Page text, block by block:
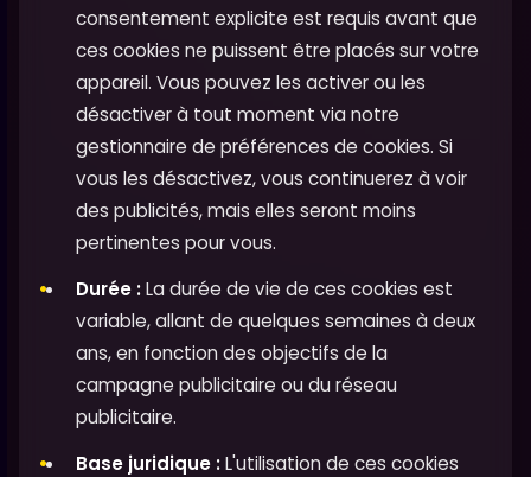
consentement explicite est requis avant que
ces cookies ne puissent être placés sur votre
appareil. Vous pouvez les activer ou les
désactiver à tout moment via notre
gestionnaire de préférences de cookies. Si
vous les désactivez, vous continuerez à voir
des publicités, mais elles seront moins
pertinentes pour vous.
Durée :La durée de vie de ces cookies est
variable, allant de quelques semaines à deux
ans, en fonction des objectifs de la
campagne publicitaire ou du réseau
publicitaire.
Base juridique :L'utilisation de ces cookies